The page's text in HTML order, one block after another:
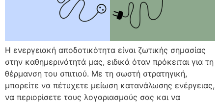
Η ενεργειακή αποδοτικότητα είναι ζωτικής σημασίας
στην καθημερινότητά μας, ειδικά όταν πρόκειται για τη
θέρμανση του σπιτιού. Με τη σωστή στρατηγική,
μπορείτε να πέτυχετε μείωση κατανάλωσης ενέργειας,
να περιορίσετε τους λογαριασμούς σας και να